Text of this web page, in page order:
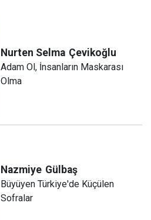
Nurten Selma Çevikoğlu
Adam Ol, İnsanların Maskarası
Olma
Nazmiye Gülbaş
Büyüyen Türkiye'de Küçülen
Sofralar